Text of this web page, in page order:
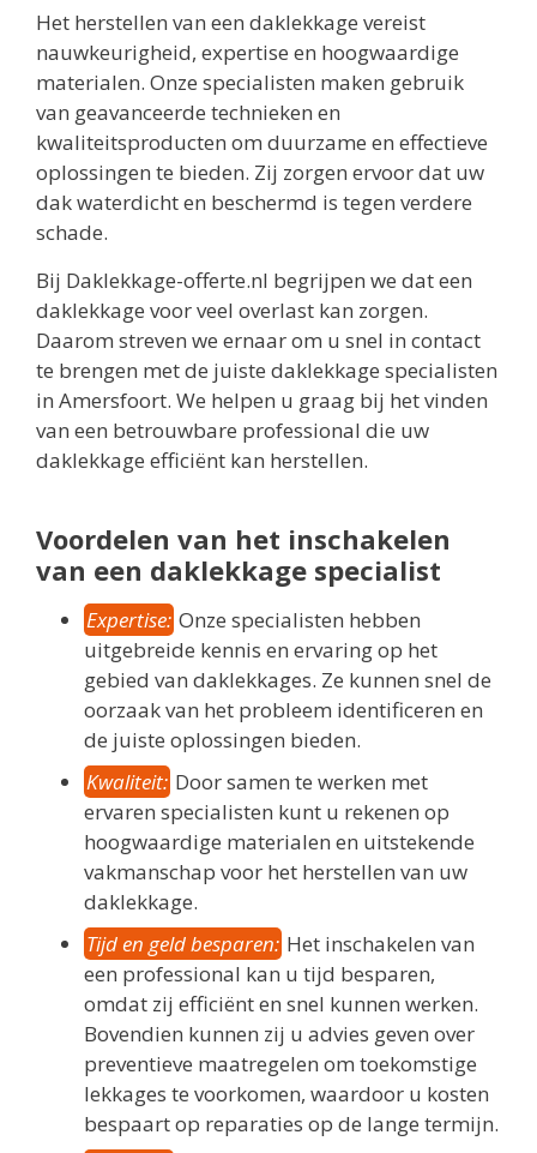
Het herstellen van een daklekkage vereist
nauwkeurigheid, expertise en hoogwaardige
materialen. Onze specialisten maken gebruik
van geavanceerde technieken en
kwaliteitsproducten om duurzame en effectieve
oplossingen te bieden. Zij zorgen ervoor dat uw
dak waterdicht en beschermd is tegen verdere
schade.
Bij Daklekkage-offerte.nl begrijpen we dat een
daklekkage voor veel overlast kan zorgen.
Daarom streven we ernaar om u snel in contact
te brengen met de juiste daklekkage specialisten
in Amersfoort. We helpen u graag bij het vinden
van een betrouwbare professional die uw
daklekkage efficiënt kan herstellen.
Voordelen van het inschakelen
van een daklekkage specialist
Expertise: Onze specialisten hebben
uitgebreide kennis en ervaring op het
gebied van daklekkages. Ze kunnen snel de
oorzaak van het probleem identificeren en
de juiste oplossingen bieden.
Kwaliteit: Door samen te werken met
ervaren specialisten kunt u rekenen op
hoogwaardige materialen en uitstekende
vakmanschap voor het herstellen van uw
daklekkage.
Tijd en geld besparen: Het inschakelen van
een professional kan u tijd besparen,
omdat zij efficiënt en snel kunnen werken.
Bovendien kunnen zij u advies geven over
preventieve maatregelen om toekomstige
lekkages te voorkomen, waardoor u kosten
bespaart op reparaties op de lange termijn.